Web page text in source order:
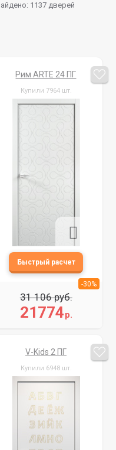
1137 дверей
Рим ARTE 24 ПГ
Купили 7964 шт.
21774р.
31 106 руб.
-30%
V-Kids 2 ПГ
Купили 6948 шт.